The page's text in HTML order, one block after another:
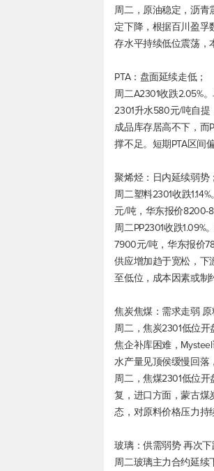
周二，原油稳定，沥青
定下降，根据百川盈孚
存水平持续低位震荡，
PTA：盘面延续走低；
周二A2301收跌2.05%
2301升水580元/吨自
成品库存居高不下，而
撑不足。短期PTA区间
聚烯烃：日内延续弱势；
周二塑料2301收跌
元/吨，华东报价8200-
周二PP2301收跌
7900元/吨，华东报价
供应增加趋于宽松，下
至低位，成本因素或制
焦炭焦煤：需求走弱 原
周二，焦炭2301低位
焦企补库困难，
水产量见顶侯缓慢回落
周二，焦煤2301低位
复，进口方面，蒙古煤
态，对原料价格压力持
玻璃：供需弱势 再次下
周二玻璃主力合约延续